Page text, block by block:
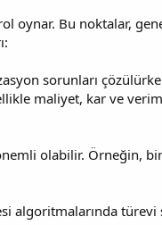
oynar. Bu noktalar,
sorunları çözülürken
maliyet, kar ve
olabilir. Örneğin, bir
türevi